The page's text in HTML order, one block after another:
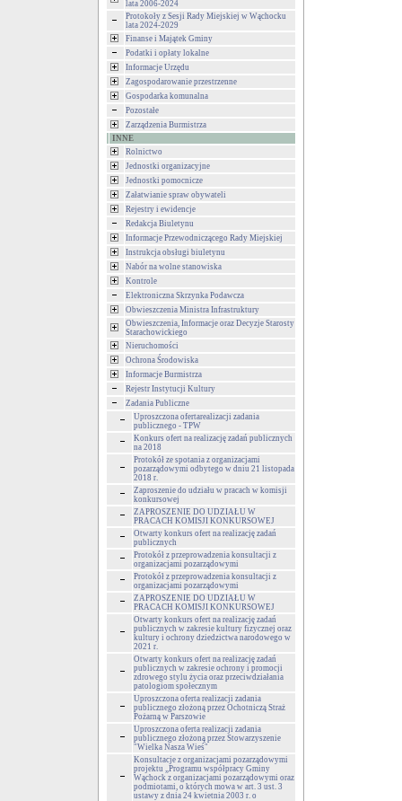
lata 2006-2024
Protokoły z Sesji Rady Miejskiej w Wąchocku
lata 2024-2029
Finanse i Majątek Gminy
Podatki i opłaty lokalne
Informacje Urzędu
Zagospodarowanie przestrzenne
Gospodarka komunalna
Pozostałe
Zarządzenia Burmistrza
INNE
Rolnictwo
Jednostki organizacyjne
Jednostki pomocnicze
Załatwianie spraw obywateli
Rejestry i ewidencje
Redakcja Biuletynu
Informacje Przewodniczącego Rady Miejskiej
Instrukcja obsługi biuletynu
Nabór na wolne stanowiska
Kontrole
Elektroniczna Skrzynka Podawcza
Obwieszczenia Ministra Infrastruktury
Obwieszczenia, Informacje oraz Decyzje Starosty
Starachowickiego
Nieruchomości
Ochrona Środowiska
Informacje Burmistrza
Rejestr Instytucji Kultury
Zadania Publiczne
Uproszczona ofertarealizacji zadania
publicznego - TPW
Konkurs ofert na realizację zadań publicznych
na 2018
Protokół ze spotania z organizacjami
pozarządowymi odbytego w dniu 21 listopada
2018 r.
Zaproszenie do udziału w pracach w komisji
konkursowej
ZAPROSZENIE DO UDZIAŁU W
PRACACH KOMISJI KONKURSOWEJ
Otwarty konkurs ofert na realizację zadań
publicznych
Protokół z przeprowadzenia konsultacji z
organizacjami pozarządowymi
Protokół z przeprowadzenia konsultacji z
organizacjami pozarządowymi
ZAPROSZENIE DO UDZIAŁU W
PRACACH KOMISJI KONKURSOWEJ
Otwarty konkurs ofert na realizację zadań
publicznych w zakresie kultury fizycznej oraz
kultury i ochrony dziedzictwa narodowego w
2021 r.
Otwarty konkurs ofert na realizację zadań
publicznych w zakresie ochrony i promocji
zdrowego stylu życia oraz przeciwdziałania
patologiom społecznym
Uproszczona oferta realizacji zadania
publicznego złożoną przez Ochotniczą Straż
Pożarną w Parszowie
Uproszczona oferta realizacji zadania
publicznego złożoną przez Stowarzyszenie
"Wielka Nasza Wieś"
Konsultacje z organizacjami pozarządowymi
projektu „Programu współpracy Gminy
Wąchock z organizacjami pozarządowymi oraz
podmiotami, o których mowa w art. 3 ust. 3
ustawy z dnia 24 kwietnia 2003 r. o